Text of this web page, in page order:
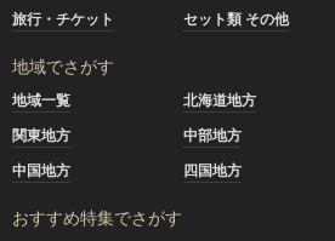
旅行・チケット
セット類 その他
地域でさがす
地域一覧 北海道地方
関東地方
中部地方
中国地方
四国地方
おすすめ特集でさがす